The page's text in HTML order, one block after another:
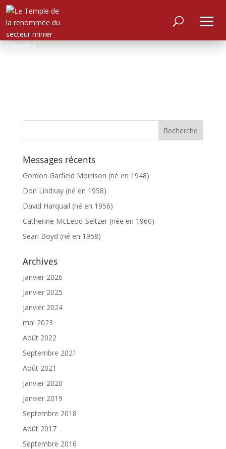
ACCUEIL
À
PROPOS
RENCONTRER
LES
MEMBRES
CÉRÉMONIE
ANNUELLE
NOUVELLES
SPONSORS
DE
SOUTIEN
CONTACT
Messages récents
Gordon Garfield Morrison (né en 1948)
Don Lindsay (né en 1958)
David Harquail (né en 1956)
Catherine McLeod-Seltzer (née en 1960)
Sean Boyd (né en 1958)
Archives
Janvier 2026
Janvier 2025
janvier 2024
mai 2023
Août 2022
Septembre 2021
Août 2021
Janvier 2020
Janvier 2019
Septembre 2018
Août 2017
Septembre 2016